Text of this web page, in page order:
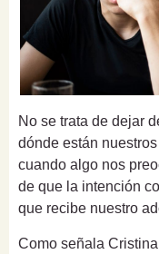
No se trata de dejar
dónde están
cuando algo nos
de que la intención
que recibe nuestro
Como señala